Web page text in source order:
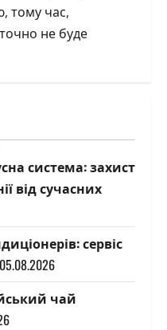
тому час,
не буде
система: захист
від сучасних
сервіс
05.08.2026
чай